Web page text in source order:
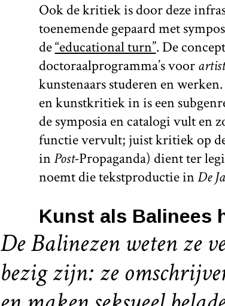
Ook de kritiek is door deze
toenemende gepaard met
de“educational turn”. De
doctoraalprogramma’s voor
kunstenaars studeren en
en kunstkritiek in is een
de symposia en catalogi vult en
functie vervult; juist kritiek op
inPost-Propaganda) dient ter
noemt die tekstproductie inDe
Kunst als Balinees
De Balinezen weten ze
bezig zijn: ze